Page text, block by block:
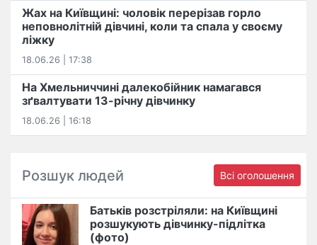
Жах на Київщині: чоловік перерізав горло
неповнолітній дівчині, коли та спала у своєму
ліжку
18.06.26 | 17:38
На Хмельниччині далекобійник намагався
зґвалтувати 13-річну дівчинку
18.06.26 | 16:18
Розшук людей Всі оголошення
Батьків розстріляли: на Київщині
розшукують дівчинку-підлітка
(фото)